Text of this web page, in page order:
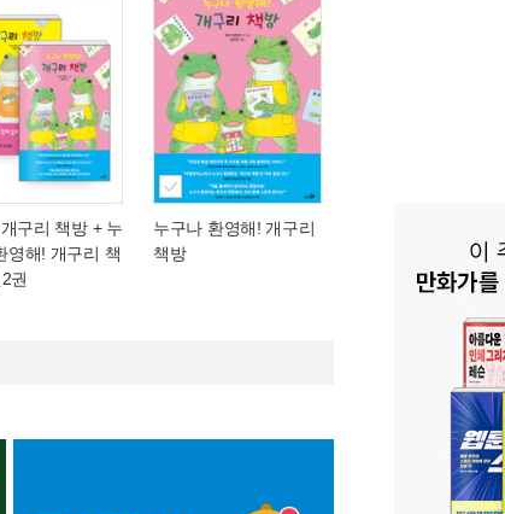
구리 책방 + 누
영해! 개구리 책
권
누구나 환영해! 개구리
책방